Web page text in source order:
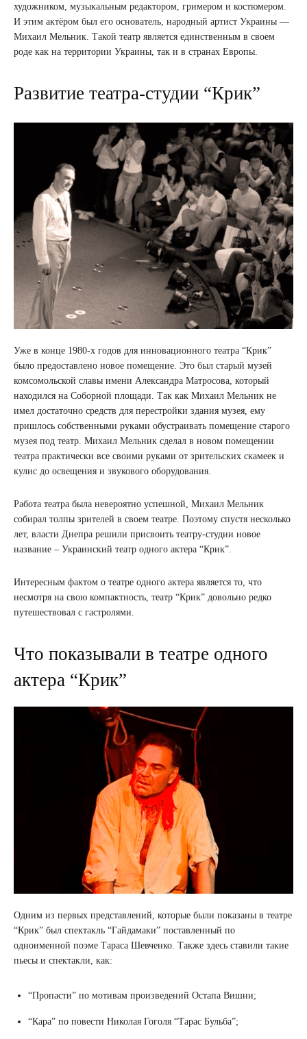
художником, музыкальным редактором, гримером и костюмером.
И этим актёром был его основатель, народный артист Украины —
Михаил Мельник. Такой театр является единственным в своем
роде как на территории Украины, так и в странах Европы.
Развитие театра-студии “Крик”
Уже в конце 1980-х годов для инновационного театра “Крик”
было предоставлено новое помещение. Это был старый музей
комсомольской славы имени Александра Матросова, который
находился на Соборной площади. Так как Михаил Мельник не
имел достаточно средств для перестройки здания музея, ему
пришлось собственными руками обустраивать помещение старого
музея под театр. Михаил Мельник сделал в новом помещении
театра практически все своими руками от зрительских скамеек и
кулис до освещения и звукового оборудования.
Работа театра была невероятно успешной, Михаил Мельник
собирал толпы зрителей в своем театре. Поэтому спустя несколько
лет, власти Днепра решили присвоить театру-студии новое
название – Украинский театр одного актера “Крик”.
Интересным фактом о театре одного актера является то, что
несмотря на свою компактность, театр “Крик” довольно редко
путешествовал с гастролями.
Что показывали в театре одного
актера “Крик”
Одним из первых представлений, которые были показаны в театре
“Крик” был спектакль “Гайдамаки” поставленный по
одноименной поэме Тараса Шевченко. Также здесь ставили такие
пьесы и спектакли, как:
“Пропасти” по мотивам произведений Остапа Вишни;
“Кара” по повести Николая Гоголя “Тарас Бульба”;